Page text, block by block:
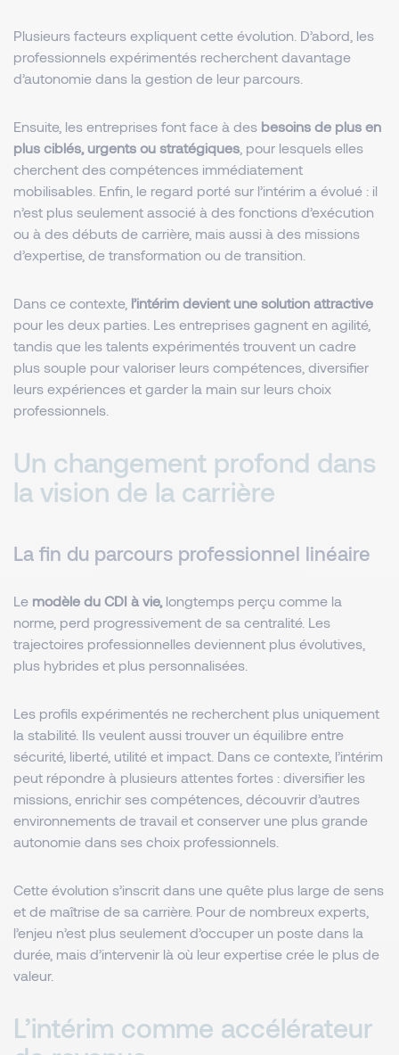
Plusieurs facteurs expliquent cette évolution. D’abord, les
professionnels expérimentés recherchent davantage
d’autonomie dans la gestion de leur parcours.
Ensuite, les entreprises font face à des besoins de plus en
plus ciblés, urgents ou stratégiques , pour lesquels elles
cherchent des compétences immédiatement
mobilisables. Enfin, le regard porté sur l’intérim a évolué : il
n’est plus seulement associé à des fonctions d’exécution
ou à des débuts de carrière, mais aussi à des missions
d’expertise, de transformation ou de transition.
Dans ce contexte, l’intérim devient une solution attractive
pour les deux parties. Les entreprises gagnent en agilité,
tandis que les talents expérimentés trouvent un cadre
plus souple pour valoriser leurs compétences, diversifier
leurs expériences et garder la main sur leurs choix
professionnels.
Un changement profond dans
la vision de la carrière
La fin du parcours professionnel linéaire
Le modèle du CDI à vie, longtemps perçu comme la
norme, perd progressivement de sa centralité. Les
trajectoires professionnelles deviennent plus évolutives,
plus hybrides et plus personnalisées.
Les profils expérimentés ne recherchent plus uniquement
la stabilité. Ils veulent aussi trouver un équilibre entre
sécurité, liberté, utilité et impact. Dans ce contexte, l’intérim
peut répondre à plusieurs attentes fortes : diversifier les
missions, enrichir ses compétences, découvrir d’autres
environnements de travail et conserver une plus grande
autonomie dans ses choix professionnels.
Cette évolution s’inscrit dans une quête plus large de sens
et de maîtrise de sa carrière. Pour de nombreux experts,
l’enjeu n’est plus seulement d’occuper un poste dans la
durée, mais d’intervenir là où leur expertise crée le plus de
valeur.
L’intérim comme accélérateur